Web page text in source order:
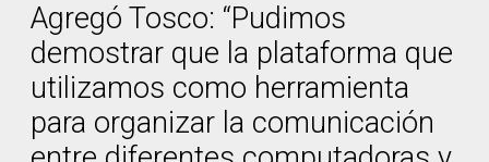
Agregó Tosco: “Pudimos
demostrar que la plataforma que
utilizamos como herramienta
para organizar la comunicación